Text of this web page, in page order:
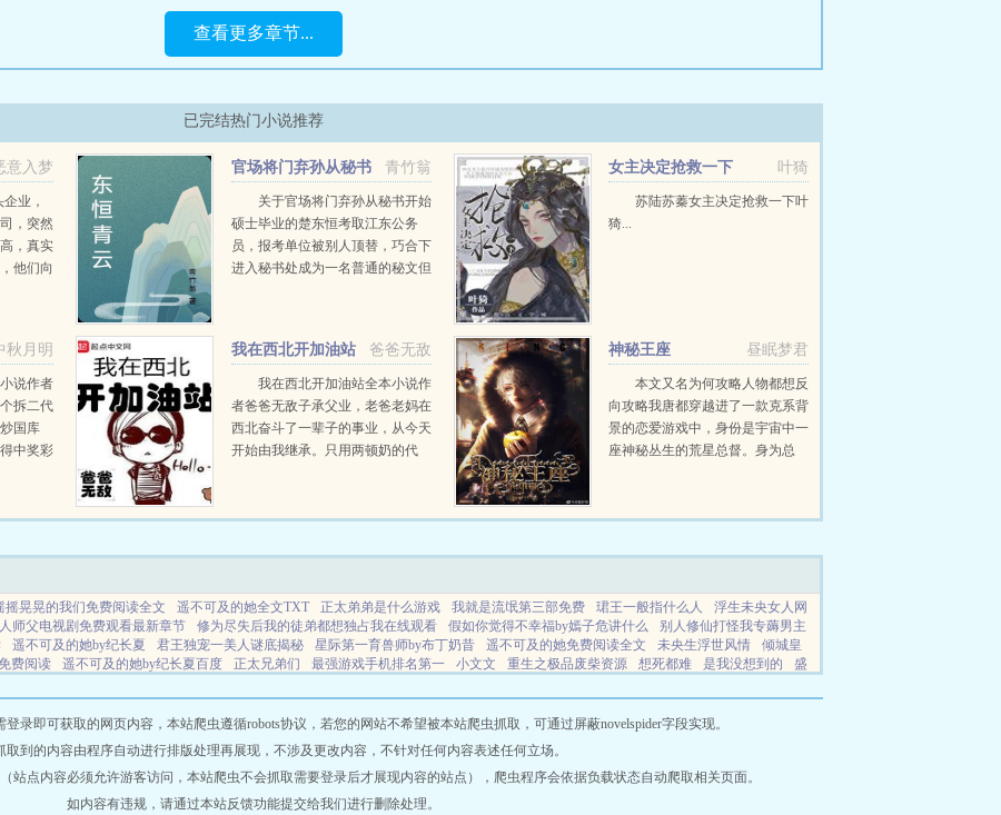
查看更多章节...
已完结热门小说推荐
意入梦
业，
，突然
，真实
他们向
青竹翁
官场将门弃孙从秘书
开始关于官场将门弃孙从秘书开始
硕士毕业的楚东恒考取江东公务
员，报考单位被别人顶替，巧合下
进入秘书处成为一名普通的秘文但
江湖，却留下...
叶猗
女主决定抢救一下
苏陆苏蓁女主决定抢救一下叶
猗...
秋月明
说作者
拆二代
国库
中奖彩
爸爸无敌
我在西北开加油站
我在西北开加油站全本小说作
者爸爸无敌子承父业，老爸老妈在
西北奋斗了一辈子的事业，从今天
开始由我继承。只用两顿奶的代
昼眠梦君
神秘王座
本文又名为何攻略人物都想反
向攻略我唐都穿越进了一款克系背
景的恋爱游戏中，身份是宇宙中一
座神秘丛生的荒星总督。身为总
件出现的概率，从那些异端...
摇晃晃的我们免费阅读全文 遥不可及的她全文TXT 正太弟弟是什么游戏 我就是流氓第三部免费 珺王一般指什么人
浮生未央女人网
师父电视剧免费观看最新章节 修为尽失后我的徒弟都想独占我在线观看 假如你觉得不幸福by嫣子危讲什么
别人修仙打怪我专薅男主
遥不可及的她by纪长夏 君王独宠一美人谜底揭秘 星际第一育兽师by布丁奶昔 遥不可及的她免费阅读全文 未央生浮世风情
倾城皇
费阅读 遥不可及的她by纪长夏百度 正太兄弟们 最强游戏手机排名第一 小文文 重生之极品废柴资源 想死都难 是我没想到的
盛
修为尽失后我的徒弟都醉浅浅 我就是流氓2全文免费阅读 小绿茶钓上瘾了是吧 倾城妃为后 星际军校联赛推荐 星际军校by苏辞澜
修
的楼盘? 春风不渡旧人痛 想死真的很难 正太兄弟by笔趣阁免费阅读 零壹小说 霍家书屋 碧波书城 瑞泰小说 悦看小说
万域阁 情侣书屋 西部资源 成都电子展 笔趣阁文学 仙逆小说 75小说网 美诺科技 文人读书
悦看小说 小语书屋 典阁小说 零点看书 潍坊晟鼎环保设备有限公司 我爱笔趣阁 秦时中文 碧波书城 珠海久泰 文珍堂
伍号小说 百恩小说 鸽趣阁 乐文读书网
录即可获取的网页内容，本站爬虫遵循robots协议，若您的网站不希望被本站爬虫抓取，可通过屏蔽novelspider字段实现。
取到的内容由程序自动进行排版处理再展现，不涉及更改内容，不针对任何内容表述任何立场。
站点内容必须允许游客访问，本站爬虫不会抓取需要登录后才展现内容的站点），爬虫程序会依据负载状态自动爬取相关页面。
如内容有违规，请通过本站反馈功能提交给我们进行删除处理。